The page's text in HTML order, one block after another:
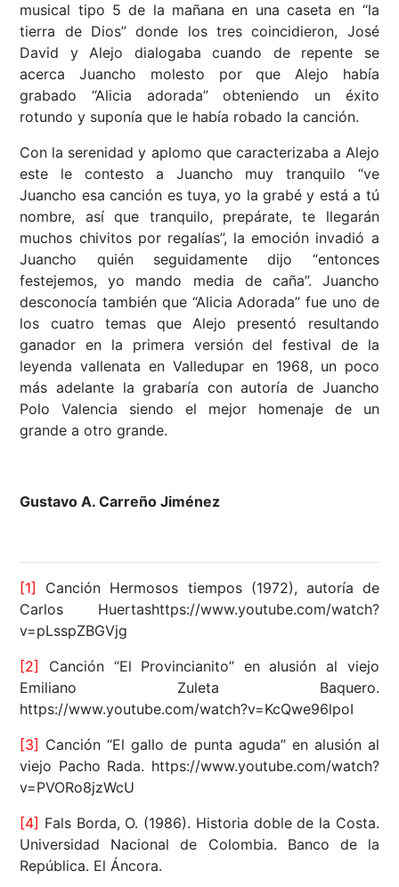
musical tipo 5 de la mañana en una caseta en “la
tierra de Dios” donde los tres coincidieron, José
David y Alejo dialogaba cuando de repente se
acerca Juancho molesto por que Alejo había
grabado “Alicia adorada” obteniendo un éxito
rotundo y suponía que le había robado la canción.
Con la serenidad y aplomo que caracterizaba a Alejo
este le contesto a Juancho muy tranquilo “ve
Juancho esa canción es tuya, yo la grabé y está a tú
nombre, así que tranquilo, prepárate, te llegarán
muchos chivitos por regalías”, la emoción invadió a
Juancho quién seguidamente dijo “entonces
festejemos, yo mando media de caña”. Juancho
desconocía también que “Alicia Adorada” fue uno de
los cuatro temas que Alejo presentó resultando
ganador en la primera versión del festival de la
leyenda vallenata en Valledupar en 1968, un poco
más adelante la grabaría con autoría de Juancho
Polo Valencia siendo el mejor homenaje de un
grande a otro grande.
Gustavo A. Carreño Jiménez
[1]
Canción Hermosos tiempos (1972), autoría de
Carlos Huertashttps://www.youtube.com/watch?
v=pLsspZBGVjg
[2]
Canción “El Provincianito” en alusión al viejo
Emiliano Zuleta Baquero.
https://www.youtube.com/watch?v=KcQwe96lpoI
[3] Canción “El gallo de punta aguda” en alusión al
viejo Pacho Rada. https://www.youtube.com/watch?
v=PVORo8jzWcU
[4] Fals Borda, O. (1986). Historia doble de la Costa.
Universidad Nacional de Colombia. Banco de la
República. El Áncora.